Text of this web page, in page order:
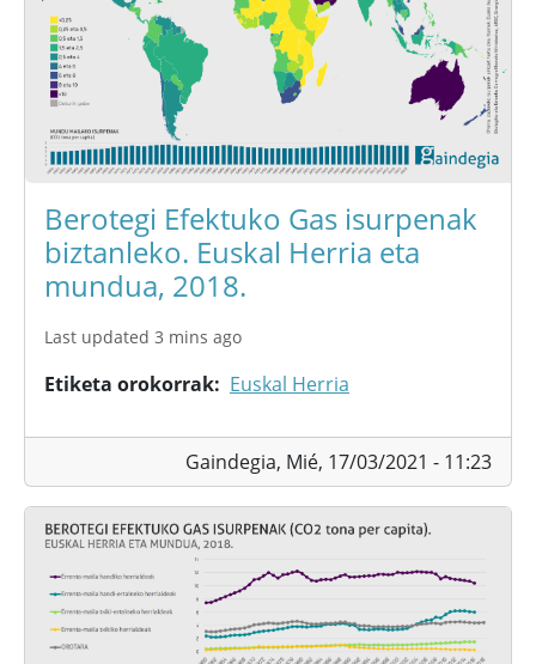
Berotegi Efektuko Gas isurpenak
biztanleko. Euskal Herria eta
mundua, 2018.
Last updated 3 mins ago
Etiketa orokorrak Euskal Herria
Gaindegia, Mié, 17/03/2021 - 11:23